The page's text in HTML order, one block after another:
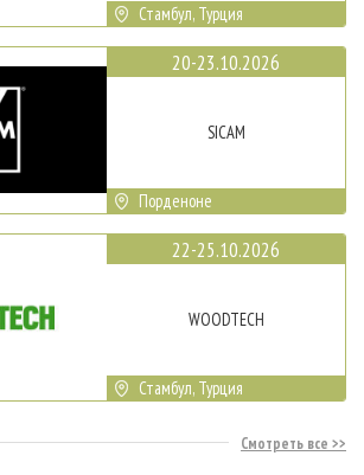
Стамбул, Турция
20-23.10.2026
SICAM
Порденоне
22-25.10.2026
WOODTECH
Стамбул, Турция
Смотреть все